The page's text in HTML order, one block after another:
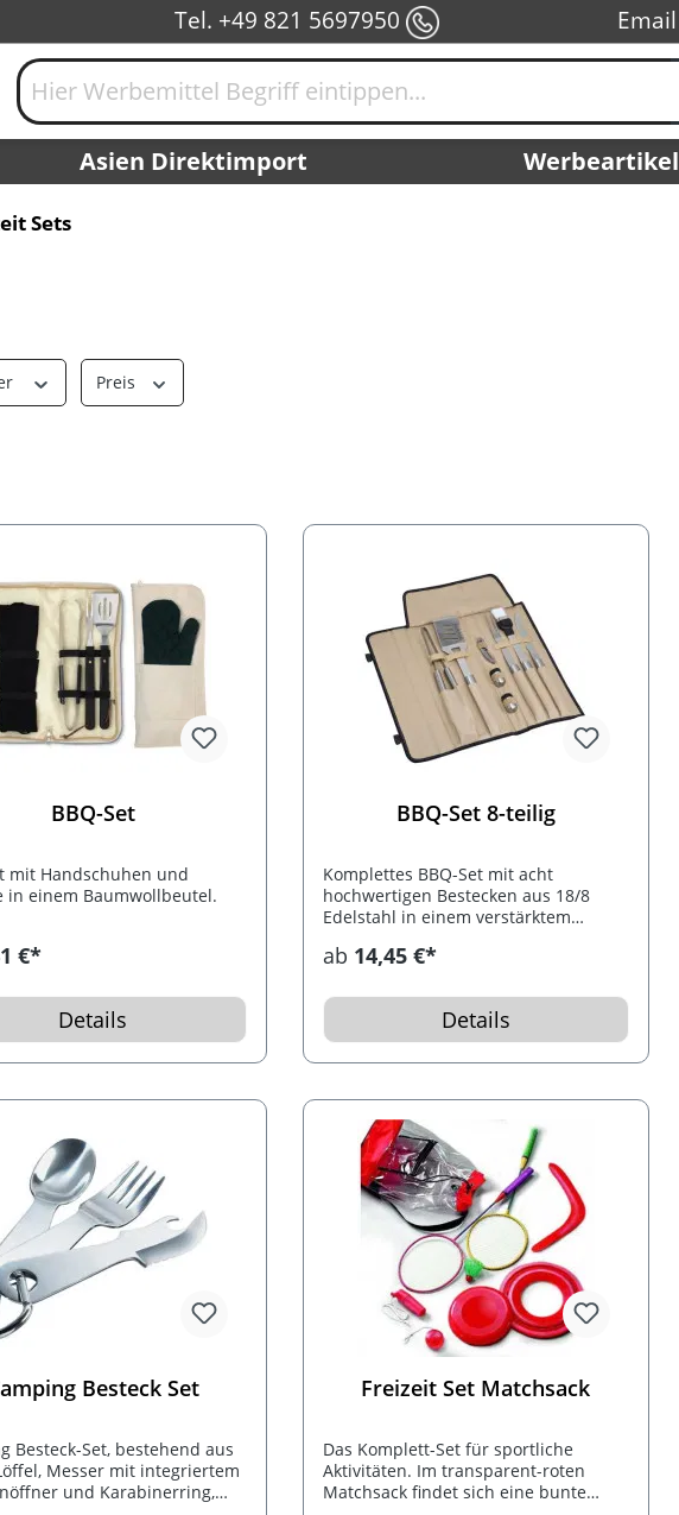
Tel. +49 821 5697950 Email
Asien Direktimport Werbeartikel
Sets
Preis
BBQ-Set
mit Handschuhen und
in einem Baumwollbeutel.
€*
Details
BBQ-Set 8-teilig
Komplettes BBQ-Set mit acht
hochwertigen Bestecken aus 18/8
Edelstahl in einem verstärktem
Grillzange, Wender, Kellnermesser,
Fleischgabel und ein Pinsel. Ihren
Werbedruck bringen wir außen auf
dem Überschlag des Etuis unterhalb
des Tragehenkels an.
ab 14,45 €*
Details
Besteck Set
Besteck-Set, bestehend aus
Messer mit integriertem
und Karabinerring,
Freizeit Set Matchsack
Das Komplett-Set für sportliche
Aktivitäten. Im transparent-roten
Matchsack findet sich eine bunte